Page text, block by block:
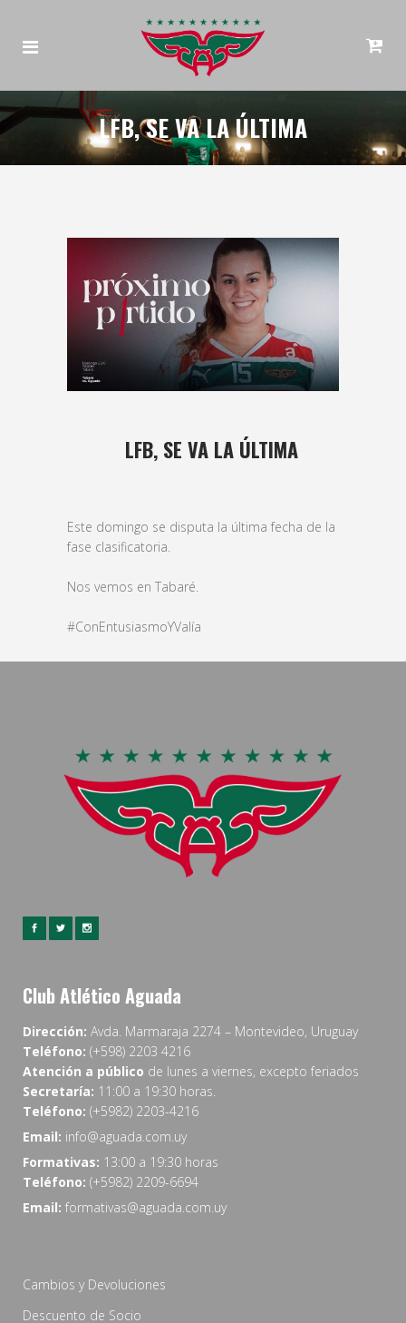
LFB, SE VA LA ÚLTIMA
LFB, SE VA LA ÚLTIMA
Este domingo se disputa la última fecha de la
fase clasificatoria.
Nos vemos en Tabaré.
#ConEntusiasmoYValía
Club Atlético Aguada
Dirección: Avda. Marmaraja 2274 – Montevideo, Uruguay
Teléfono: (+598) 2203 4216
Atención a público de lunes a viernes, excepto feriados
Secretaría: 11:00 a 19:30 horas.
Teléfono: (+5982) 2203-4216
Email: info@aguada.com.uy
Formativas: 13:00 a 19:30 horas
Teléfono: (+5982) 2209-6694
Email: formativas@aguada.com.uy
Cambios y Devoluciones
Descuento de Socio